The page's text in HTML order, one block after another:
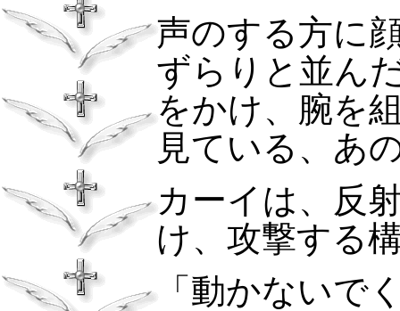
声のする方に
ずらりと並ん
をかけ、腕を
見ている、あ
カーイは、反
け、攻撃する
「動かないで